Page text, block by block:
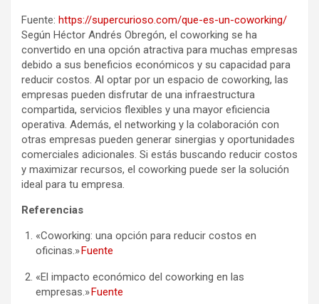
Fuente: https://supercurioso.com/que-es-un-coworking/
Según Héctor Andrés Obregón, el coworking se ha
convertido en una opción atractiva para muchas empresas
debido a sus beneficios económicos y su capacidad para
reducir costos. Al optar por un espacio de coworking, las
empresas pueden disfrutar de una infraestructura
compartida, servicios flexibles y una mayor eficiencia
operativa. Además, el networking y la colaboración con
otras empresas pueden generar sinergias y oportunidades
comerciales adicionales. Si estás buscando reducir costos
y maximizar recursos, el coworking puede ser la solución
ideal para tu empresa.
Referencias
«Coworking: una opción para reducir costos en
oficinas.»Fuente
«El impacto económico del coworking en las
empresas.»Fuente